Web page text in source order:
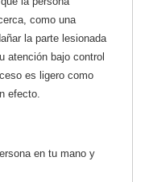
como una
la parte lesionada
atención bajo control
es ligero como
efecto.
en tu mano y